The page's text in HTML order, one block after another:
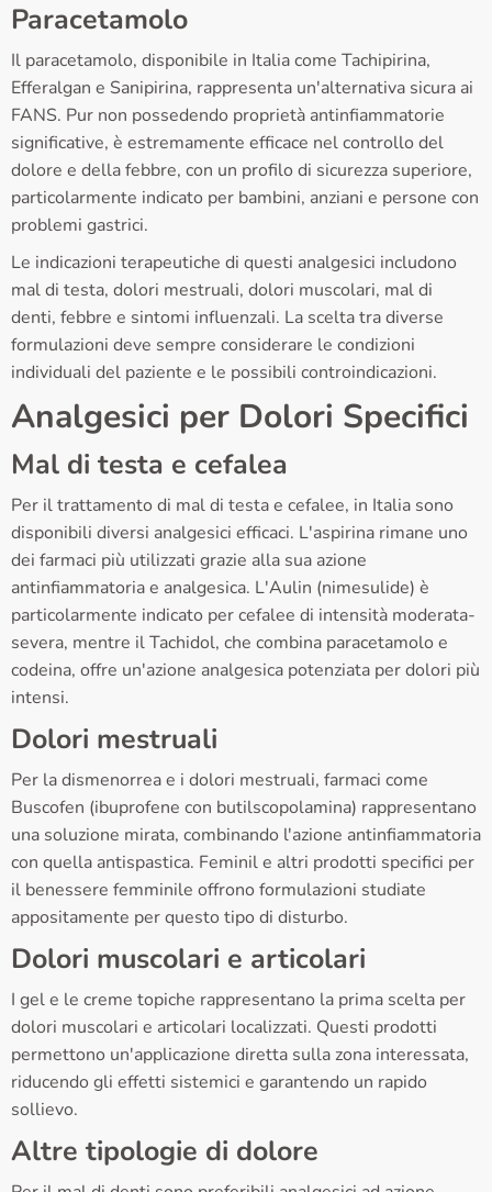
Paracetamolo
Il paracetamolo, disponibile in Italia come Tachipirina,
Efferalgan e Sanipirina, rappresenta un'alternativa sicura ai
FANS. Pur non possedendo proprietà antinfiammatorie
significative, è estremamente efficace nel controllo del
dolore e della febbre, con un profilo di sicurezza superiore,
particolarmente indicato per bambini, anziani e persone con
problemi gastrici.
Le indicazioni terapeutiche di questi analgesici includono
mal di testa, dolori mestruali, dolori muscolari, mal di
denti, febbre e sintomi influenzali. La scelta tra diverse
formulazioni deve sempre considerare le condizioni
individuali del paziente e le possibili controindicazioni.
Analgesici per Dolori Specifici
Mal di testa e cefalea
Per il trattamento di mal di testa e cefalee, in Italia sono
disponibili diversi analgesici efficaci. L'aspirina rimane uno
dei farmaci più utilizzati grazie alla sua azione
antinfiammatoria e analgesica. L'Aulin (nimesulide) è
particolarmente indicato per cefalee di intensità moderata-
severa, mentre il Tachidol, che combina paracetamolo e
codeina, offre un'azione analgesica potenziata per dolori più
intensi.
Dolori mestruali
Per la dismenorrea e i dolori mestruali, farmaci come
Buscofen (ibuprofene con butilscopolamina) rappresentano
una soluzione mirata, combinando l'azione antinfiammatoria
con quella antispastica. Feminil e altri prodotti specifici per
il benessere femminile offrono formulazioni studiate
appositamente per questo tipo di disturbo.
Dolori muscolari e articolari
I gel e le creme topiche rappresentano la prima scelta per
dolori muscolari e articolari localizzati. Questi prodotti
permettono un'applicazione diretta sulla zona interessata,
riducendo gli effetti sistemici e garantendo un rapido
sollievo.
Altre tipologie di dolore